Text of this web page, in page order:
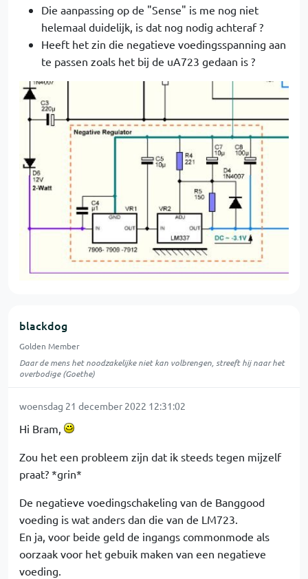
Die aanpassing op de "Sense" is me nog niet
helemaal duidelijk, is dat nog nodig achteraf ?
Heeft het zin die negatieve voedingsspanning aan
te passen zoals het bij de uA723 gedaan is ?
blackdog
Golden Member
Daar de mens het noodzakelijke niet kan volbrengen, streeft hij naar het
overbodige (Goethe)
woensdag 21 december 2022 12:31:02
Hi Bram,
Zou het een probleem zijn dat ik steeds tegen mijzelf
praat? *grin*
De negatieve voedingschakeling van de Banggood
voeding is wat anders dan die van de LM723.
En ja, voor beide geld de ingangs commonmode als
oorzaak voor het gebuik maken van een negatieve
voeding.